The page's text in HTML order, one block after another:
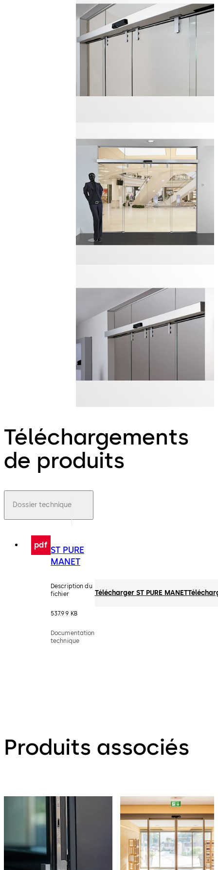
Téléchargements
de produits
Dossier technique
pdf ST PURE
MANET
Description du
fichier
537.99 KB
Documentation
technique
Télécharger ST PURE MANET
Produits associés